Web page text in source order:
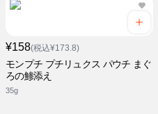
¥158(税込¥173.8)
モンプチ プチリュクス パウチ まぐ
ろの鯵添え
35g